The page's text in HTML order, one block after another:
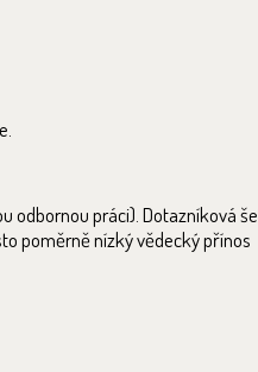
odbornou práci). Dotazníková
poměrně nízký vědecký přínos